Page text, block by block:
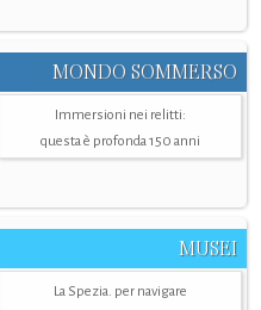
MONDO SOMMERSO
Immersioni nei relitti:
questa è profonda 150 anni
MUSEI
La Spezia. per navigare